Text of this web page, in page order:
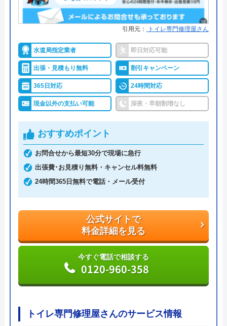
ます。拠点のある鳥取県米子市を中心にトラブルに
対応しているので、近隣のエリアにお住いの方は一
営業時間は8:00～17:30、日曜、第2,4土曜、祝日が
定休日となっています。トラブル対応の費用はHPに
概算が掲載されていますが、正確な費用の算出は現
地確認が必要です。リフォームも実施できる業者な
い。
水道局指定工事店に登録されているので、技術力は
問題ありません。安心して作業をお任せできる業者
です。
公式サイトで
料金詳細を見る
今すぐ電話で相談する
0859-37-1715
有限会社テックの基本情報
引用元： トイレ専門修理屋さん
水道局指定業者 即日対応可能
出張・見積もり無料 割引キャンペーン
365日対応 24時間対応
現金以外の支払い可能 深夜・早朝割増なし
おすすめポイント
お問合せから最短30分で現場に急行
出張費･お見積り無料・キャンセル料無料
24時間365日無料で電話・メール受付
公式サイトで
料金詳細を見る
今すぐ電話で相談する
0120-960-358
トイレ専門修理屋さんのサービス情報